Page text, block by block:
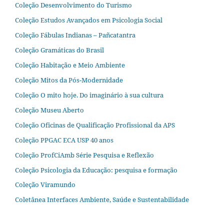
Coleção Desenvolvimento do Turismo
Coleção Estudos Avançados em Psicologia Social
Coleção Fábulas Indianas – Pañcatantra
Coleção Gramáticas do Brasil
Coleção Habitação e Meio Ambiente
Coleção Mitos da Pós-Modernidade
Coleção O mito hoje. Do imaginário à sua cultura
Coleção Museu Aberto
Coleção Oficinas de Qualificação Profissional da APS
Coleção PPGAC ECA USP 40 anos
Coleção ProfCiAmb Série Pesquisa e Reflexão
Coleção Psicologia da Educação: pesquisa e formação
Coleção Viramundo
Coletânea Interfaces Ambiente, Saúde e Sustentabilidade